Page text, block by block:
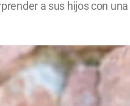
a sus hijos con